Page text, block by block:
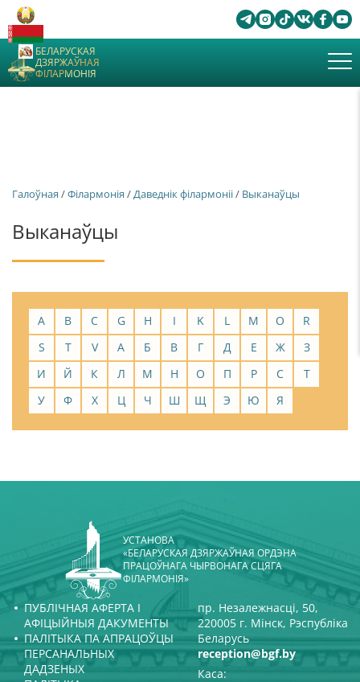
БЕЛАРУСКАЯ
ДЗЯРЖАЎНАЯ
ФІЛАРМОНІЯ
Галоўная /Філармонія /Даведнік філармоніі/ Выканаўцы
Выканаўцы
A B C G H I K L M O
R
S
T V А Б В Г Д Е Ж
З
И
Й К Л М Н О П Р С
Т
У
Ф Х Ц Ч Ш Щ Э Ю Я
УСТАНОВА
«БЕЛАРУСКАЯ ДЗЯРЖАЎНАЯ ОРДЭНА
ПРАЦОЎНАГА ЧЫРВОНАГА СЦЯГА
ФІЛАРМОНІЯ»
ПУБЛІЧНАЯ АФЕРТА І
АФІЦЫЙНЫЯ ДАКУМЕНТЫ
ПАЛІТЫКА ПА АПРАЦОЎЦЫ
ПЕРСАНАЛЬНЫХ
ДАДЗЕНЫХ
пр. Незалежнасці, 50,
220005 г. Мінск, Рэспубліка
Беларусь
reception@bgf.by
Каса: